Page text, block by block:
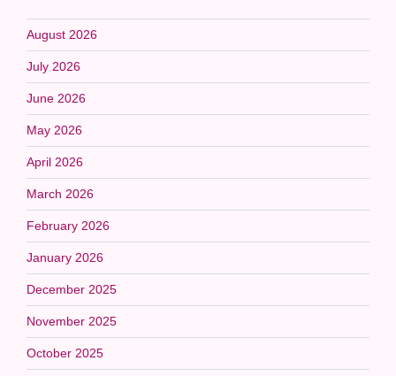
August 2026
July 2026
June 2026
May 2026
April 2026
March 2026
February 2026
January 2026
December 2025
November 2025
October 2025